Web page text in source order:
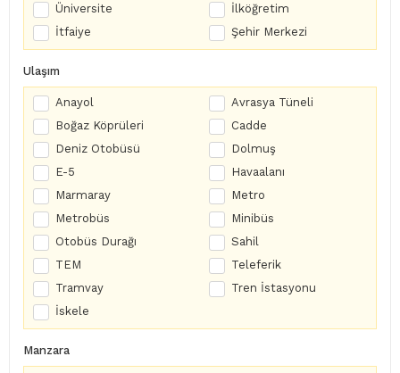
Üniversite
İlköğretim
İtfaiye
Şehir Merkezi
Ulaşım
Anayol
Avrasya Tüneli
Boğaz Köprüleri
Cadde
Deniz Otobüsü
Dolmuş
E-5
Havaalanı
Marmaray
Metro
Metrobüs
Minibüs
Otobüs Durağı
Sahil
TEM
Teleferik
Tramvay
Tren İstasyonu
İskele
Manzara